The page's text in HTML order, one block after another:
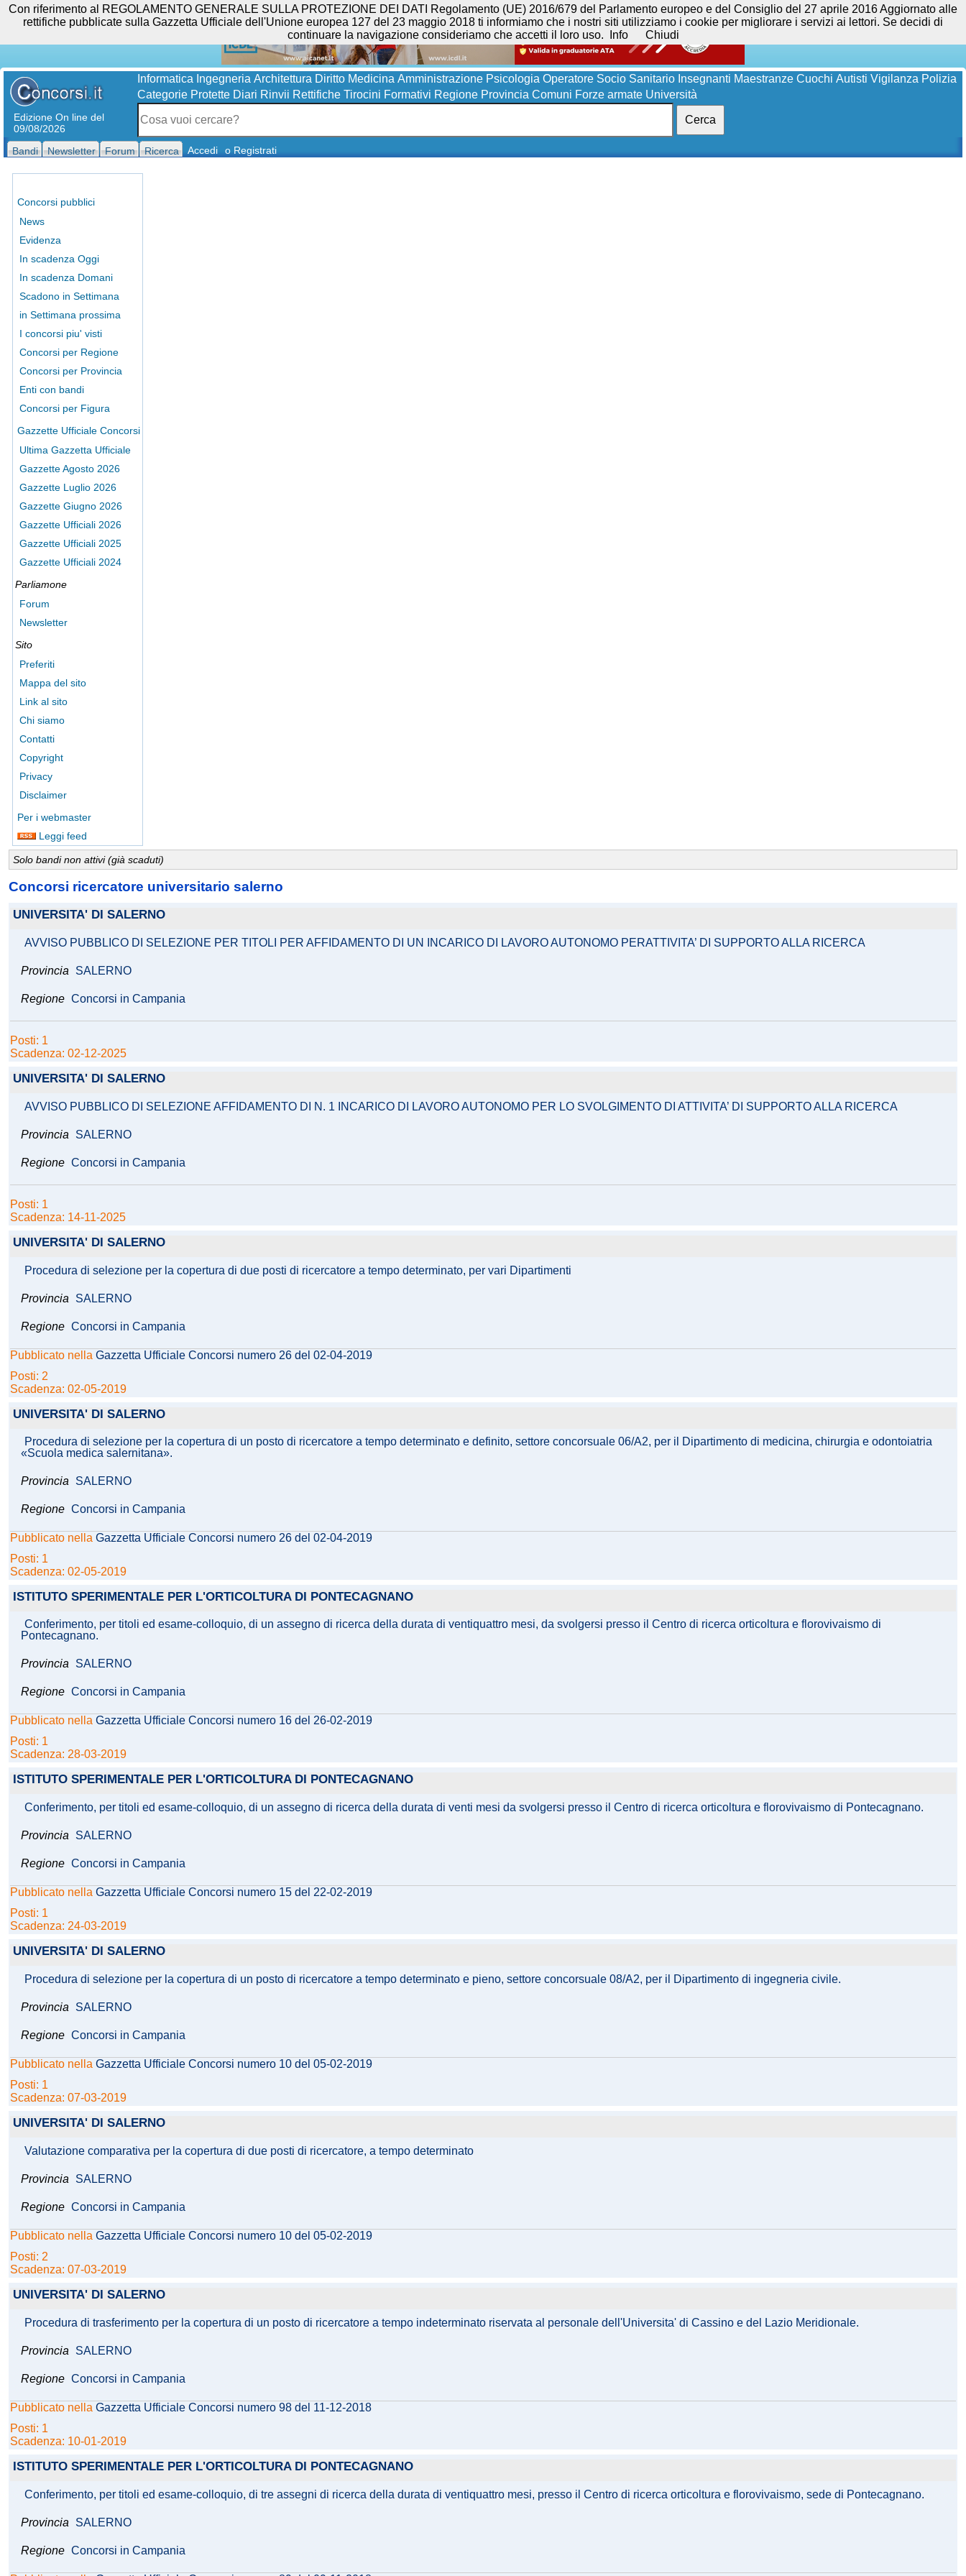
Edizione On line del
09/08/2026
Informatica Ingegneria Architettura Diritto Medicina Amministrazione Psicologia Operatore Socio Sanitario Insegnanti Maestranze Cuochi Autisti Vigilanza Polizia
Categorie Protette Diari Rinvii Rettifiche Tirocini Formativi Regione Provincia Comuni Forze armate Università
Cerca
Bandi Newsletter Forum Ricerca Accedi o Registrati
Concorsi pubblici
News
Evidenza
In scadenza Oggi
In scadenza Domani
Scadono in Settimana
in Settimana prossima
I concorsi piu' visti
Concorsi per Regione
Concorsi per Provincia
Enti con bandi
Concorsi per Figura
Gazzette Ufficiale Concorsi
Ultima Gazzetta Ufficiale
Gazzette Agosto 2026
Gazzette Luglio 2026
Gazzette Giugno 2026
Gazzette Ufficiali 2026
Gazzette Ufficiali 2025
Gazzette Ufficiali 2024
Parliamone
Forum
Newsletter
Sito
Preferiti
Mappa del sito
Link al sito
Chi siamo
Contatti
Copyright
Privacy
Disclaimer
Per i webmaster
Leggi feed
Solo bandi non attivi (già scaduti)
Concorsi ricercatore universitario salerno
UNIVERSITA' DI SALERNO
AVVISO PUBBLICO DI SELEZIONE PER TITOLI PER AFFIDAMENTO DI UN INCARICO DI LAVORO AUTONOMO PERATTIVITA’ DI SUPPORTO ALLA RICERCA
Provincia SALERNO
Regione Concorsi in Campania
Posti: 1
Scadenza: 02-12-2025
UNIVERSITA' DI SALERNO
AVVISO PUBBLICO DI SELEZIONE AFFIDAMENTO DI N. 1 INCARICO DI LAVORO AUTONOMO PER LO SVOLGIMENTO DI ATTIVITA’ DI SUPPORTO ALLA RICERCA
Provincia SALERNO
Regione Concorsi in Campania
Posti: 1
Scadenza: 14-11-2025
UNIVERSITA' DI SALERNO
Procedura di selezione per la copertura di due posti di ricercatore a tempo determinato, per vari Dipartimenti
Provincia SALERNO
Regione Concorsi in Campania
Pubblicato nella Gazzetta Ufficiale Concorsi numero 26 del 02-04-2019
Posti: 2
Scadenza: 02-05-2019
UNIVERSITA' DI SALERNO
Procedura di selezione per la copertura di un posto di ricercatore a tempo determinato e definito, settore concorsuale 06/A2, per il Dipartimento di medicina, chirurgia e odontoiatria
«Scuola medica salernitana».
Provincia SALERNO
Regione Concorsi in Campania
Pubblicato nella Gazzetta Ufficiale Concorsi numero 26 del 02-04-2019
Posti: 1
Scadenza: 02-05-2019
ISTITUTO SPERIMENTALE PER L'ORTICOLTURA DI PONTECAGNANO
Conferimento, per titoli ed esame-colloquio, di un assegno di ricerca della durata di ventiquattro mesi, da svolgersi presso il Centro di ricerca orticoltura e florovivaismo di
Pontecagnano.
Provincia SALERNO
Regione Concorsi in Campania
Pubblicato nella Gazzetta Ufficiale Concorsi numero 16 del 26-02-2019
Posti: 1
Scadenza: 28-03-2019
ISTITUTO SPERIMENTALE PER L'ORTICOLTURA DI PONTECAGNANO
Conferimento, per titoli ed esame-colloquio, di un assegno di ricerca della durata di venti mesi da svolgersi presso il Centro di ricerca orticoltura e florovivaismo di Pontecagnano.
Provincia SALERNO
Regione Concorsi in Campania
Pubblicato nella Gazzetta Ufficiale Concorsi numero 15 del 22-02-2019
Posti: 1
Scadenza: 24-03-2019
UNIVERSITA' DI SALERNO
Procedura di selezione per la copertura di un posto di ricercatore a tempo determinato e pieno, settore concorsuale 08/A2, per il Dipartimento di ingegneria civile.
Provincia SALERNO
Regione Concorsi in Campania
Pubblicato nella Gazzetta Ufficiale Concorsi numero 10 del 05-02-2019
Posti: 1
Scadenza: 07-03-2019
UNIVERSITA' DI SALERNO
Valutazione comparativa per la copertura di due posti di ricercatore, a tempo determinato
Provincia SALERNO
Regione Concorsi in Campania
Pubblicato nella Gazzetta Ufficiale Concorsi numero 10 del 05-02-2019
Posti: 2
Scadenza: 07-03-2019
UNIVERSITA' DI SALERNO
Procedura di trasferimento per la copertura di un posto di ricercatore a tempo indeterminato riservata al personale dell'Universita' di Cassino e del Lazio Meridionale.
Provincia SALERNO
Regione Concorsi in Campania
Pubblicato nella Gazzetta Ufficiale Concorsi numero 98 del 11-12-2018
Posti: 1
Scadenza: 10-01-2019
ISTITUTO SPERIMENTALE PER L'ORTICOLTURA DI PONTECAGNANO
Conferimento, per titoli ed esame-colloquio, di tre assegni di ricerca della durata di ventiquattro mesi, presso il Centro di ricerca orticoltura e florovivaismo, sede di Pontecagnano.
Provincia SALERNO
Regione Concorsi in Campania
Con riferimento al REGOLAMENTO GENERALE SULLA PROTEZIONE DEI DATI Regolamento (UE) 2016/679 del Parlamento europeo e del Consiglio del 27 aprile 2016 Aggiornato alle
rettifiche pubblicate sulla Gazzetta Ufficiale dell'Unione europea 127 del 23 maggio 2018 ti informiamo che i nostri siti utilizziamo i cookie per migliorare i servizi ai lettori. Se decidi di
continuare la navigazione consideriamo che accetti il loro uso.
Info Chiudi